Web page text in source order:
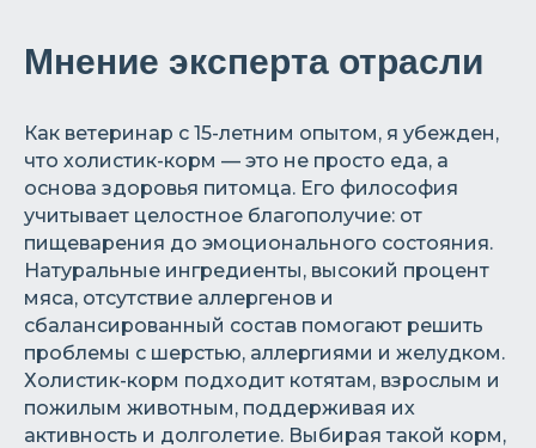
Мнение эксперта отрасли
Как ветеринар с 15-летним опытом, я убежден,
что холистик-корм — это не просто еда, а
основа здоровья питомца. Его философия
учитывает целостное благополучие: от
пищеварения до эмоционального состояния.
Натуральные ингредиенты, высокий процент
мяса, отсутствие аллергенов и
сбалансированный состав помогают решить
проблемы с шерстью, аллергиями и желудком.
Холистик-корм подходит котятам, взрослым и
пожилым животным, поддерживая их
активность и долголетие. Выбирая такой корм,